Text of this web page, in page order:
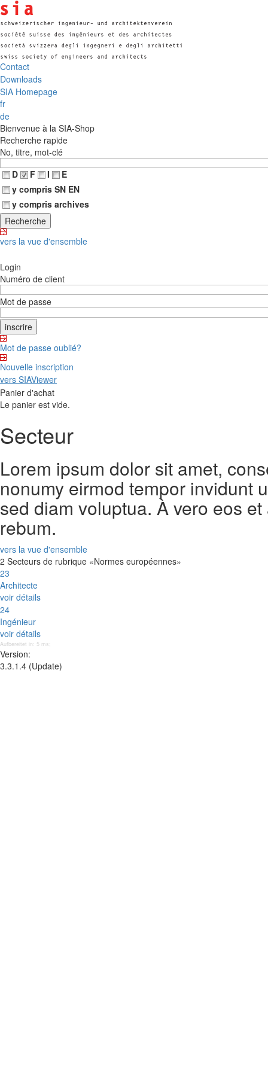
Contact
Downloads
SIA Homepage
fr
de
Bienvenue à la SIA-Shop
Recherche rapide
No, titre, mot-clé
D
F I
E
y compris SN EN
y compris archives
vers la vue d'ensemble
Login
Numéro de client
Mot de passe
Mot de passe oublié?
Nouvelle inscription
vers SIAViewer
Panier d'achat
Le panier est vide.
Secteur
Lorem ipsum dolor sit amet,
nonumy eirmod tempor invidunt
sed diam voluptua. À vero eos
rebum.
vers la vue d'ensemble
2 Secteurs de rubrique «Normes européennes»
23
Architecte
voir détails
24
Ingénieur
voir détails
Aufbereitet in: 5 ms;
Version:
3.3.1.4 (Update)